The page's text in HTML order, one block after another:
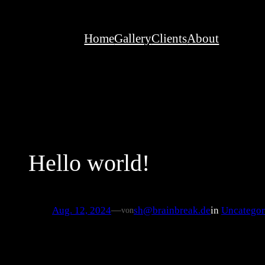
HomeGalleryClientsAbout
Hello world!
Aug. 12, 2024—vonsh@brainbreak.dein